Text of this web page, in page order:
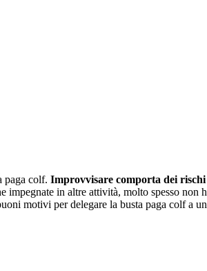
paga colf. Improvvisare comporta dei rischi
in altre attività, molto spesso non
motivi per delegare la busta paga colf a